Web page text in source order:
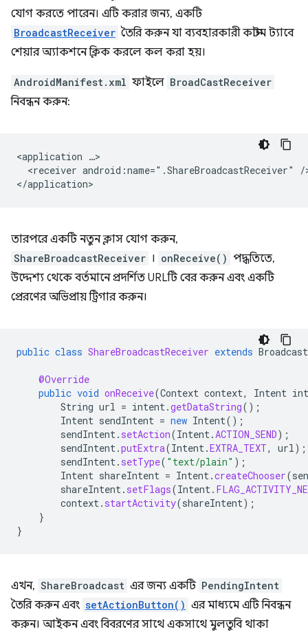
যোগ করতে পারেন। এটি করার জন্য, একটি
BroadcastReceiver তৈরি করুন যা ব্যবহারকারী কাস্টম ট্যাবে
শেয়ার অ্যাকশনে ক্লিক করলে কল করা হয়।
AndroidManifest.xml ফাইলে BroadCastReceiver
নিবন্ধন করুন:
<application
<receiver android:name=".ShareBroadcastReceiver"
/
তারপরে একটি নতুন ক্লাস যোগ করুন,
ShareBroadcastReceiver । onReceive() পদ্ধতিতে,
উদ্দেশ্য থেকে বর্তমানে প্রদর্শিত URLটি বের করুন এবং একটি
প্রেরণের অভিপ্রায় ট্রিগার করুন।
public class ShareBroadcastReceiver extends
@Override
public void onReceive(Context context, Intent
String url = intent.getDataString();
Intent sendIntent = new Intent();
sendIntent. setAction(Intent.ACTION_SEND);
sendIntent.putExtra(Intent.EXTRA_TEXT, url);
sendIntent. setType( "text/plain" );
Intent shareIntent = Intent.createChooser(
shareIntent. setFlags(Intent.
context. startActivity(shareIntent);
}
}
এখন, ShareBroadcast এর জন্য একটি PendingIntent
তৈরি করুন এবং setActionButton() এর মাধ্যমে এটি নিবন্ধন
করুন। আইকন এবং বিবরণের সাথে একসাথে মুলতুবি থাকা